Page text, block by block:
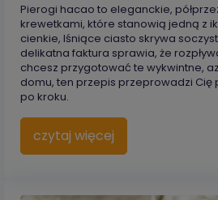
Pierogi hacao to eleganckie,
krewetkami, które stanowią jedną z
cienkie, lśniące ciasto skrywa
delikatna faktura sprawia, że
chcesz przygotować te wykwintne,
domu, ten przepis przeprowadzi Cię
po kroku.
czytaj więcej